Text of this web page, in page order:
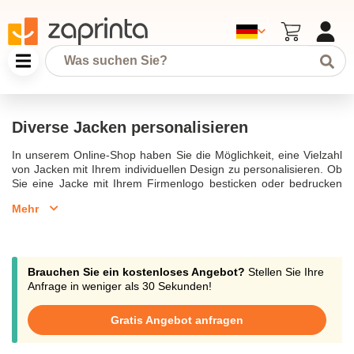
Diverse Jacken personalisieren
In unserem Online-Shop haben Sie die Möglichkeit, eine Vielzahl
von Jacken mit Ihrem individuellen Design zu personalisieren. Ob
Sie eine Jacke mit Ihrem Firmenlogo besticken oder bedrucken
Unsere Kollektion umfasst alles von einer praktischen Softshell
für jeden Anlass.Entscheiden Sie sich für eine Kapuzenjacke mit
abnehmbarer Kapuze oder vielleicht eine winddichte
Windbreaker-Jacke; unsere Jacken sind aus hochwertigen
als auch Langlebigkeit zu gewährleisten. Ihre Jacken lassen sich
mit verschiedenen Techniken bedrucken oder besticken, ob Sie
die Jacke bedrucken lassen oder sich für eine Bestickung
Mehr
Brauchen Sie ein kostenloses Angebot? Stellen Sie Ihre
Anfrage in weniger als 30 Sekunden!
Gratis Angebot anfragen